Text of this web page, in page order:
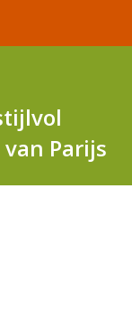
Parijs